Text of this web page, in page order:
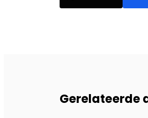
Gerelateerde